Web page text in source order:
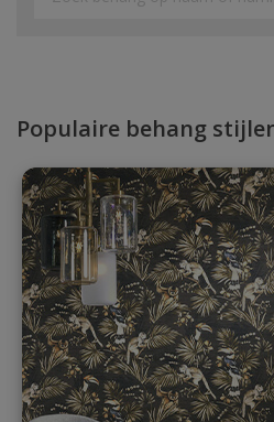
Populaire behang